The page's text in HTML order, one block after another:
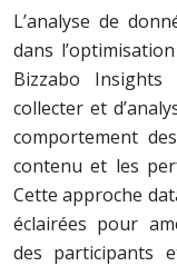
L’analyse de
dans
Bizzabo
collecter et
comportement
contenu et les
Cette approche
éclairées pour
des participants